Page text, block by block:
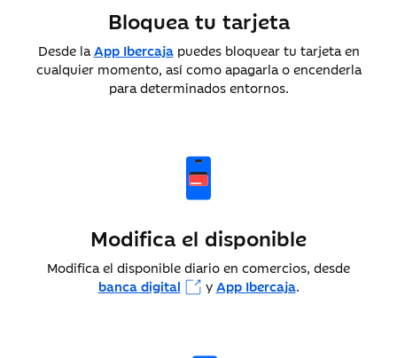
Bloquea tu tarjeta
Desde la App Ibercajapuedes bloquear tu tarjeta en
cualquier momento, así como apagarla o encenderla
para determinados entornos.
Modifica el disponible
Modifica el disponible diario en comercios, desde
banca digital
y App Ibercaja.